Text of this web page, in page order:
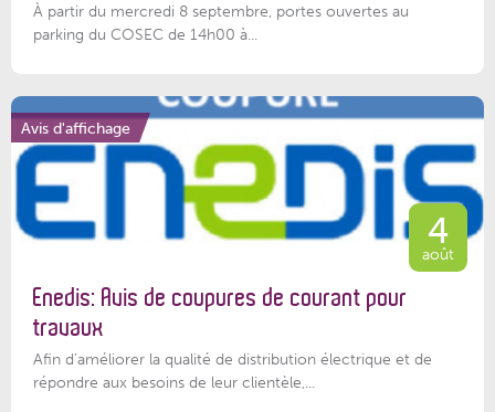
À partir du mercredi 8 septembre, portes ouvertes au
parking du COSEC de 14h00 à...
Avis d'affichage
4
août
Enedis: Avis de coupures de courant pour
travaux
Afin d’améliorer la qualité de distribution électrique et de
répondre aux besoins de leur clientèle,...